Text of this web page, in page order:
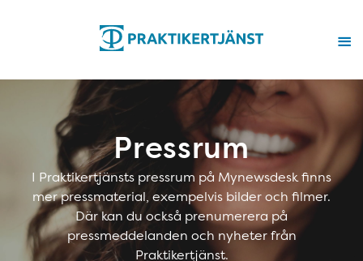
Pressrum
I Praktikertjänsts pressrum på Mynewsdesk finns
mer pressmaterial, exempelvis bilder och filmer.
Där kan du också prenumerera på
pressmeddelanden och nyheter från
Praktikertjänst.